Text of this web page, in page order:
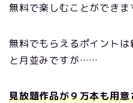
無料で楽しむことができま
無料でもらえるポイント
と月並みですが……
見放題作品が９万本も用